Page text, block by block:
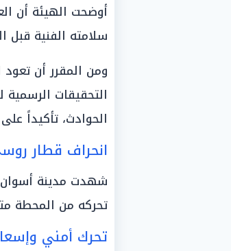
أوضحت الهيئة أن
سلامته الفنية
ومن المقرر أن تعود
التحقيقات
الحوادث، تأكيداً
انحراف قطار
شهدت مدينة أسوان
تحركه من المحطة
تحرك أمني